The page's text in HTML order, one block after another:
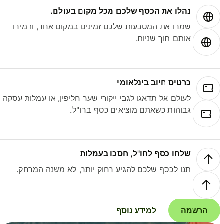
נהלו את הכסף שלכם מכל מקום בעולם.
שמרו את המטבעות שלכם זמינים במקום אחד, והמירו
אותם תוך שניות.
כרטיס חיוב בינלאומי
לעולם אל תדאגו לגבי ייקורי שער חליפין, או עמלות עסקה
גבוהות כשאתם מוציאים כסף בחו"ל.
שלחו כסף לחו"ל, חסכו בעמלות
תנו לכסף שלכם להגיע רחוק יותר, לא משנה המרחק.
הרשמה למידע נוסף